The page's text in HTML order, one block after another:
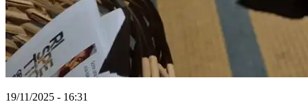
19/11/2025 - 16:31